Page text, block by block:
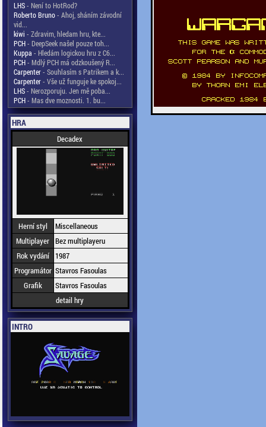
LHS- Není to HotRod?
Roberto Bruno- Ahoj, sháním závodní
vid...
kiwi - Zdravim, hledam hru, kte...
PCH- DeepSeek našel pouze toh...
Kuppa - Hledám logickou hru z C6...
PCH- Mdlý PCH má odzkoušený R...
Carpenter- Souhlasím s Patrikem a k...
Carpenter- Vše už funguje ke spokoj...
LHS- Nerozporuju. Jen mě poba...
PCH- Mas dve moznosti. 1. bu...
HRA
Decadex
Herní styl
Miscellaneous
Multiplayer Bez multiplayeru
Rok vydání
1987
Programátor Stavros Fasoulas
Grafik
Stavros Fasoulas
detail hry
INTRO